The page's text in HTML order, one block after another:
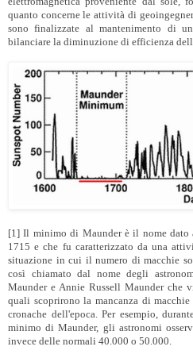
quanto concerne le attività di
sono finalizzate al mantenimento di
bilanciare la diminuzione di efficienza
[1] Il minimo di Maunder è il nome dato
1715 e che fu caratterizzato da una
situazione in cui il numero di macchie
così chiamato dal nome degli
Maunder e Annie Russell Maunder che
quali scoprirono la mancanza di
cronache dell'epoca. Per esempio,
minimo di Maunder, gli astronomi
invece delle normali 40.000 o 50.000.